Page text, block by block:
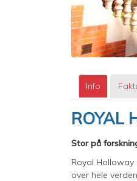
Info
ROYAL
Stor på
Royal Holloway
over hele